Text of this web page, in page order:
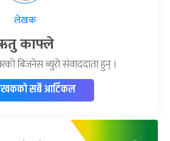
लेखक
काफ्ले
बिजनेस ब्युराे संवाददाता हुन् ।
सबै आर्टिकल